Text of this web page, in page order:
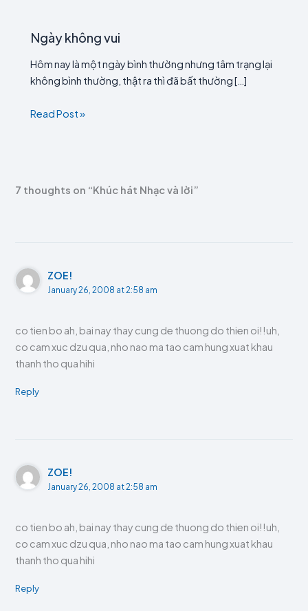
Ngày không vui
Hôm nay là một ngày bình thường nhưng tâm trạng lại
không bình thường, thật ra thì đã bất thường […]
Read Post »
7 thoughts on “Khúc hát Nhạc và lời”
ZOE!
January 26, 2008 at 2:58 am
co tien bo ah, bai nay thay cung de thuong do thien oi!!uh,
co cam xuc dzu qua, nho nao ma tao cam hung xuat khau
thanh tho qua hihi
Reply
ZOE!
January 26, 2008 at 2:58 am
co tien bo ah, bai nay thay cung de thuong do thien oi!!uh,
co cam xuc dzu qua, nho nao ma tao cam hung xuat khau
thanh tho qua hihi
Reply